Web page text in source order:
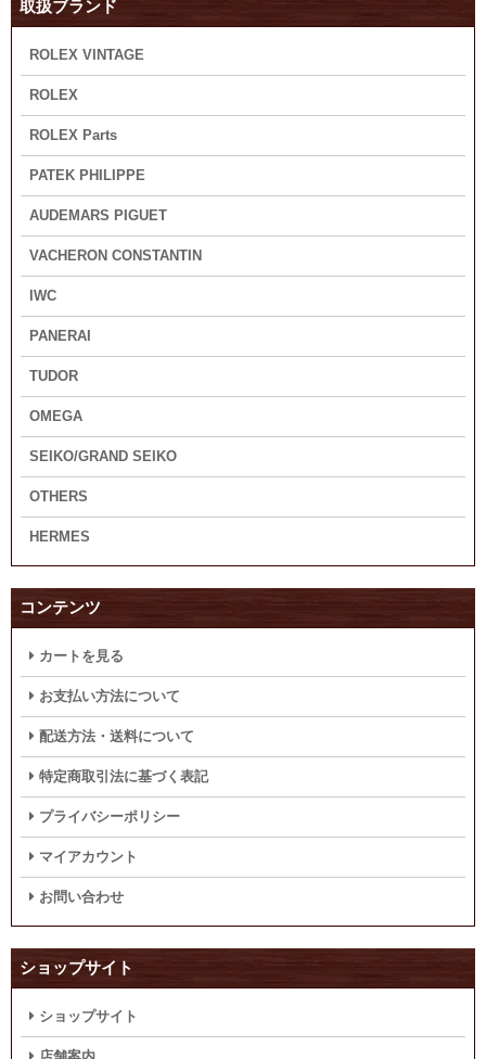
取扱ブランド
ROLEX VINTAGE
ROLEX
ROLEX Parts
PATEK PHILIPPE
AUDEMARS PIGUET
VACHERON CONSTANTIN
IWC
PANERAI
TUDOR
OMEGA
SEIKO/GRAND SEIKO
OTHERS
HERMES
コンテンツ
カートを見る
お支払い方法について
配送方法・送料について
特定商取引法に基づく表記
プライバシーポリシー
マイアカウント
お問い合わせ
ショップサイト
ショップサイト